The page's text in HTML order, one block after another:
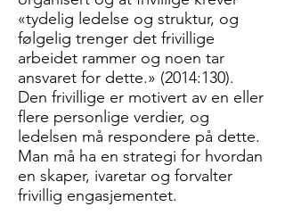
«tydelig ledelse og struktur, og
følgelig trenger det frivillige
arbeidet rammer og noen tar
ansvaret for dette.» (2014:130).
Den frivillige er motivert av en eller
flere personlige verdier, og
ledelsen må respondere på dette.
Man må ha en strategi for hvordan
en skaper, ivaretar og forvalter
frivillig engasjementet.